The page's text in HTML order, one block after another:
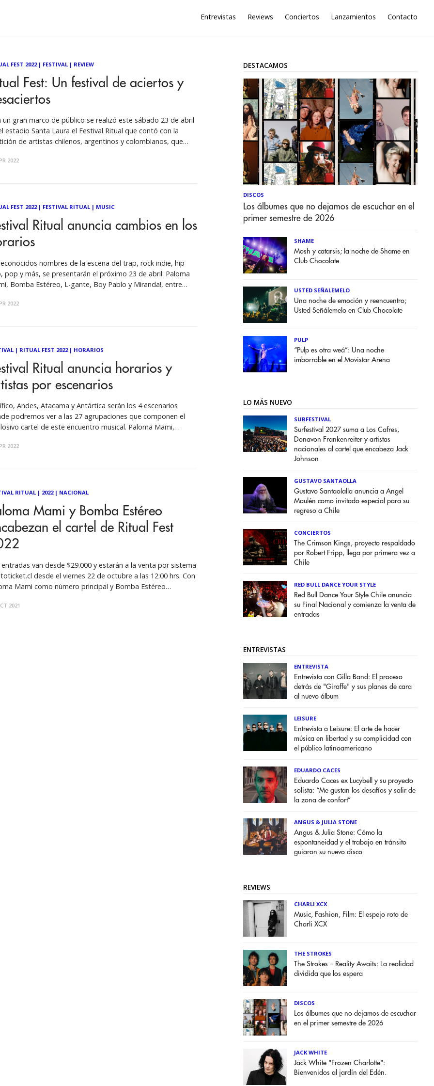
Entrevistas Reviews Conciertos Lanzamientos Contacto
FEST 2022| FESTIVAL| REVIEW
Fest: Un festival de aciertos y
un gran marco de público se realizó este sábado 23 de abril
estadio Santa Laura el Festival Ritual que contó con la
de artistas chilenos, argentinos y colombianos, que
con artistas que se entregaron por
2022
FEST 2022| FESTIVAL RITUAL| MUSIC
Ritual anuncia cambios en los
nombres de la escena del trap, rock indie, hip
pop y más, se presentarán el próximo 23 de abril: Paloma
Bomba Estéreo, L-gante, Boy Pablo y Miranda!, entre
2022
| RITUAL FEST 2022| HORARIOS
Ritual anuncia horarios y
por escenarios
Andes, Atacama y Antártica serán los 4 escenarios
podremos ver a las 27 agrupaciones que componen el
cartel de este encuentro musical. Paloma Mami,
bandas que estarán presente. ¡No queda nada! El 23 de
2022
RITUAL| 2022| NACIONAL
Mami y Bomba Estéreo
el cartel de Ritual Fest
entradas van desde $29.000 y estarán a la venta por sistema
desde el viernes 22 de octubre a las 12:00 hrs. Con
Mami como número principal y Bomba Estéreo
2021
DESTACAMOS
DISCOS
Los álbumes que no dejamos de escuchar en el
primer semestre de 2026
SHAME
Mosh y catarsis; la noche de Shame en
Club Chocolate
USTED SEÑALEMELO
Una noche de emoción y reencuentro;
Usted Señálemelo en Club Chocolate
PULP
“Pulp es otra weá”: Una noche
imborrable en el Movistar Arena
LO MÁS NUEVO
SURFESTIVAL
Surfestival 2027 suma a Los Cafres,
Donavon Frankenreiter y artistas
nacionales al cartel que encabeza Jack
Johnson
GUSTAVO SANTAOLLA
Gustavo Santaolalla anuncia a Angel
Maulén como invitado especial para su
regreso a Chile
CONCIERTOS
The Crimson Kings, proyecto respaldado
por Robert Fripp, llega por primera vez a
Chile
RED BULL DANCE YOUR STYLE
Red Bull Dance Your Style Chile anuncia
su Final Nacional y comienza la venta de
entradas
ENTREVISTAS
ENTREVISTA
Entrevista con Gilla Band: El proceso
detrás de "Giraffe" y sus planes de cara
al nuevo álbum
LEISURE
Entrevista a Leisure: El arte de hacer
música en libertad y su complicidad con
el público latinoamericano
EDUARDO CACES
Eduardo Caces ex Lucybell y su proyecto
solista: “Me gustan los desafíos y salir de
la zona de confort”
ANGUS & JULIA STONE
Angus & Julia Stone: Cómo la
espontaneidad y el trabajo en tránsito
guiaron su nuevo disco
REVIEWS
CHARLI XCX
Music, Fashion, Film: El espejo roto de
Charli XCX
THE STROKES
The Strokes – Reality Awaits: La realidad
dividida que los espera
DISCOS
Los álbumes que no dejamos de escuchar
en el primer semestre de 2026
JACK WHITE
Jack White "Frozen Charlotte":
Bienvenidos al jardín del Edén.